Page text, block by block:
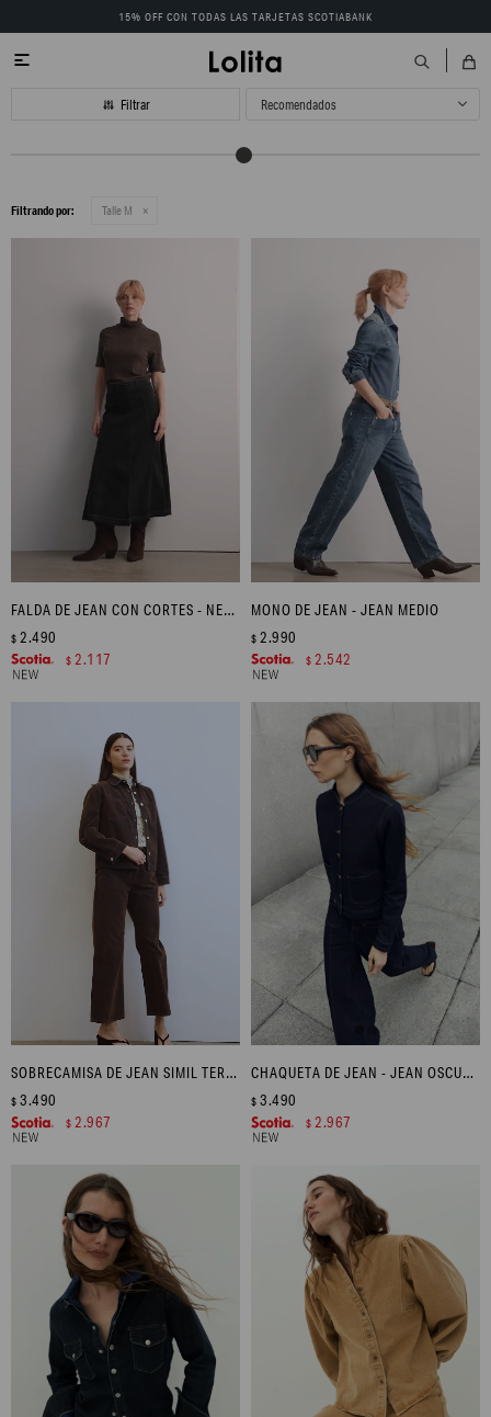
15% OFF CON TODAS LAS TARJETAS SCOTIABANK

Recomendados
Filtrando por: Talle M
FALDA DE JEAN CON CORTES - NEGRO
$ 2.490
$ 2.117
MONO DE JEAN - JEAN MEDIO
$ 2.990
$ 2.542
SOBRECAMISA DE JEAN SIMIL TERCIOPELO - CHOCOLATE
$ 3.490
$ 2.967
CHAQUETA DE JEAN - JEAN OSCURO
$ 3.490
$ 2.967